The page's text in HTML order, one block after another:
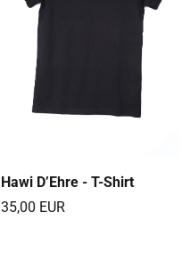
Hawi D’Ehre - T-Shirt
35,00 EUR